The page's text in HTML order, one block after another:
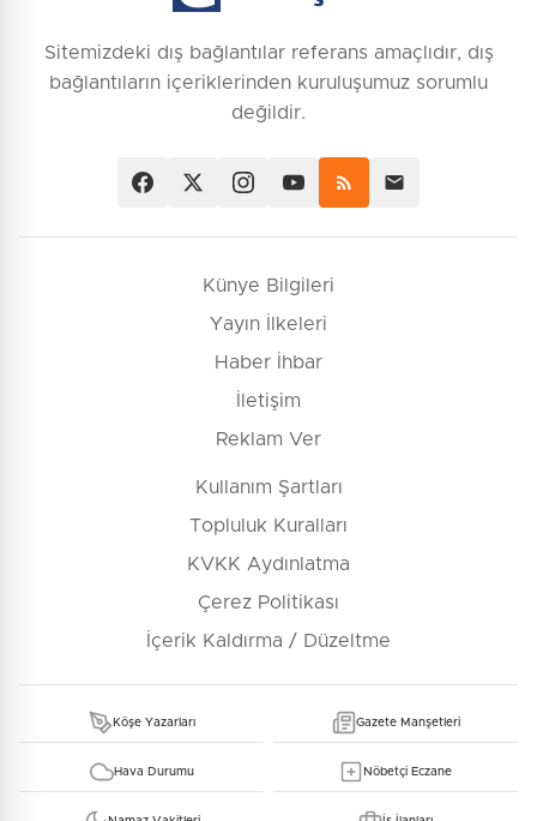
Sitemizdeki dış bağlantılar referans amaçlıdır, dış
bağlantıların içeriklerinden kuruluşumuz sorumlu
değildir.
Künye Bilgileri
Yayın İlkeleri
Haber İhbar
İletişim
Reklam Ver
Kullanım Şartları
Topluluk Kuralları
KVKK Aydınlatma
Çerez Politikası
İçerik Kaldırma / Düzeltme
Köşe Yazarları Gazete Manşetleri
Hava Durumu Nöbetçi Eczane